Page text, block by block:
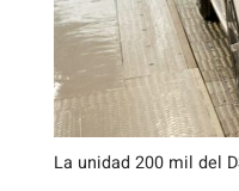
La unidad 200 mil del